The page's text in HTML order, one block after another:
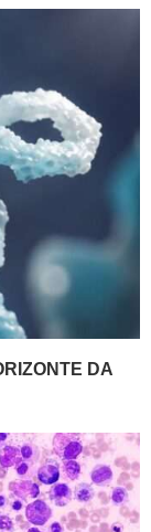
DA